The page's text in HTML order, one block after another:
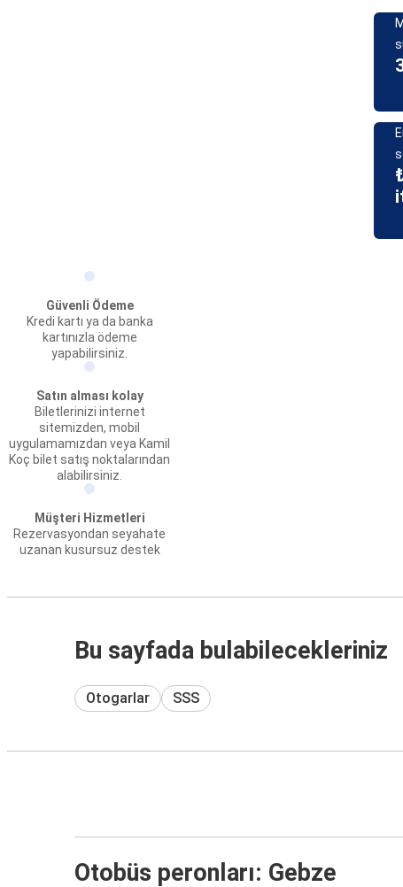
Güvenli Ödeme
Kredi kartı ya da banka
kartınızla ödeme
yapabilirsiniz.
Satın alması kolay
Biletlerinizi internet
sitemizden, mobil
uygulamamızdan veya Kamil
Koç bilet satış noktalarından
alabilirsiniz.
Müşteri Hizmetleri
Rezervasyondan seyahate
uzanan kusursuz destek
Bu sayfada bulabilecekleriniz
Otogarlar SSS
Otobüs peronları: Gebze